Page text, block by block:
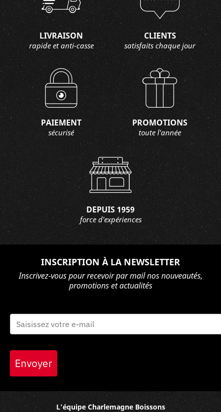
LIVRAISON
rapide et anti-casse
CLIENTS
satisfaits chaque jour
PAIEMENT
sécurisé
PROMOTIONS
toute l'année
DEPUIS 1959
force d'expériences
INSCRIPTION À LA NEWSLETTER
Inscrivez-vous pour recevoir par mail nos nouveautés,
promotions et actualités
Envoyer
L'équipe Charlemagne Boissons